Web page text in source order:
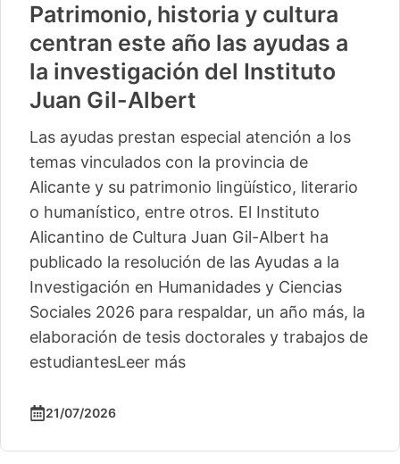
Patrimonio, historia y cultura
centran este año las ayudas a
la investigación del Instituto
Juan Gil-Albert
Las ayudas prestan especial atención a los
temas vinculados con la provincia de
Alicante y su patrimonio lingüístico, literario
o humanístico, entre otros. El Instituto
Alicantino de Cultura Juan Gil-Albert ha
publicado la resolución de las Ayudas a la
Investigación en Humanidades y Ciencias
Sociales 2026 para respaldar, un año más, la
elaboración de tesis doctorales y trabajos de
estudiantesLeer más
21/07/2026